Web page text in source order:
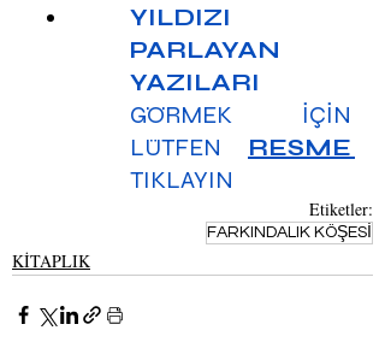
YILDIZI
PARLAYAN
YAZILARI
GÖRMEK İÇİN
LÜTFEN RESME
TIKLAYIN
Etiketler:
FARKINDALIK KÖŞESİ
KİTAPLIK